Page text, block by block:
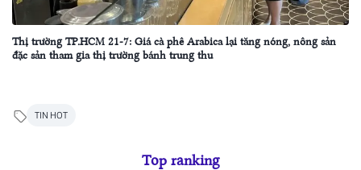
Thị trường TP.HCM 21-7: Giá cà phê Arabica lại tăng nóng, nông sản
đặc sản tham gia thị trường bánh trung thu
TIN HOT
Top ranking